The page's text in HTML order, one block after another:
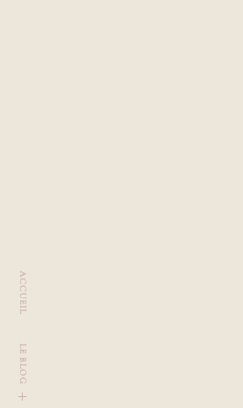
ACCUEIL
LE BLOG